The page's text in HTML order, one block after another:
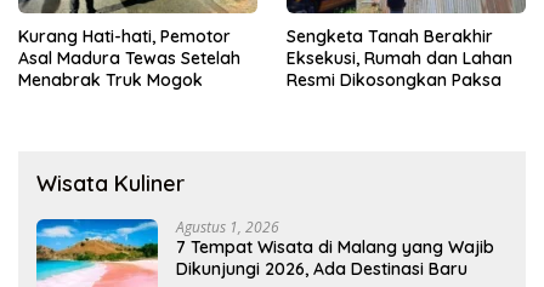
Kurang Hati-hati, Pemotor
Asal Madura Tewas Setelah
Menabrak Truk Mogok
Sengketa Tanah Berakhir
Eksekusi, Rumah dan Lahan
Resmi Dikosongkan Paksa
Wisata Kuliner
Agustus 1, 2026
7 Tempat Wisata di Malang yang Wajib
Dikunjungi 2026, Ada Destinasi Baru